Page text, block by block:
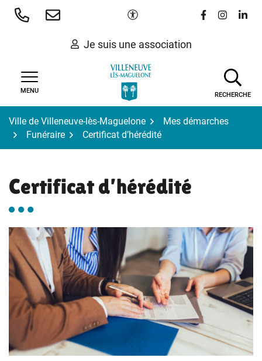
Aller
Paramètres d'accessibilité
Lien vers le
Lien vers
Lien
Je suis une association
MENU
RECHERCHE
Ville de Villeneuve-lès-Maguelone
Mes démarches
Funéraire
Certificat d’hérédité
Certificat d’hérédité